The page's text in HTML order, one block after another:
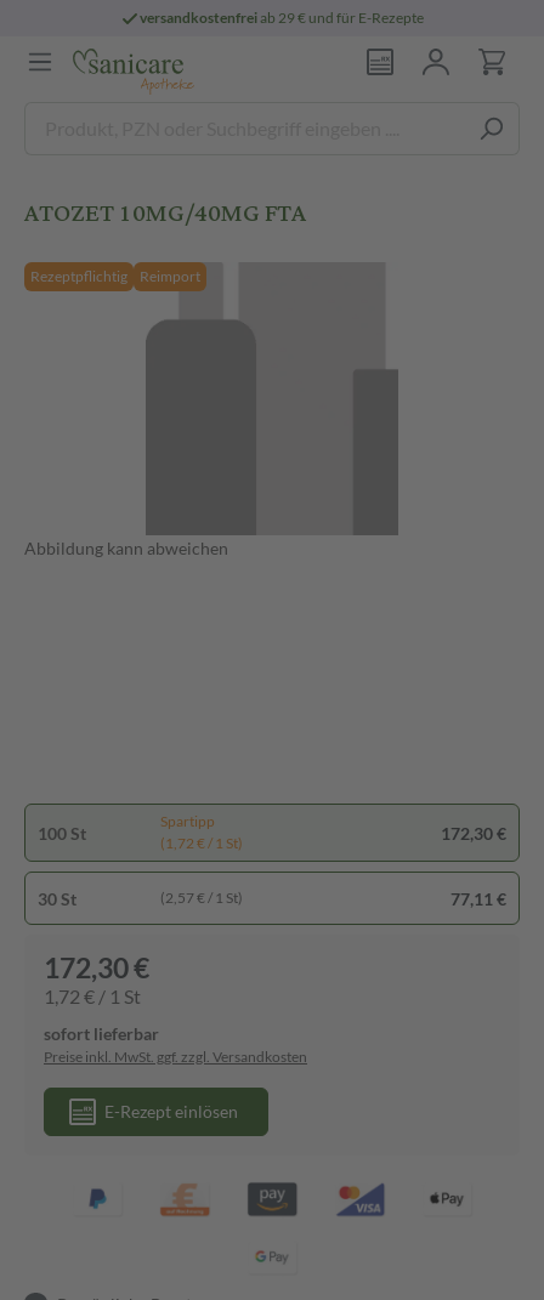
versandkostenfreiab 29 € und für E-Rezepte
ATOZET 10MG/40MG FTA
Rezeptpflichtig Reimport
Abbildung kann abweichen
100 St
Spartipp
(1,72 € / 1 St)
172,30 €
30 St (2,57 € / 1 St) 77,11 €
172,30 €
1,72 € / 1 St
sofort lieferbar
Preise inkl. MwSt. ggf. zzgl. Versandkosten
E-Rezept einlösen